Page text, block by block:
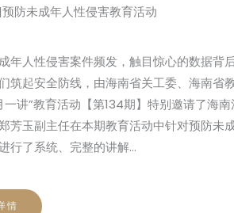
防未成年人性侵害教育活动
年人性侵害案件频发，触目惊心的数据背
筑起安全防线，由海南省关工委、海南省
讲”教育活动【第134期】特别邀请了海
芳玉副主任在本期教育活动中针对预防未
行了系统、完整的讲解…
情